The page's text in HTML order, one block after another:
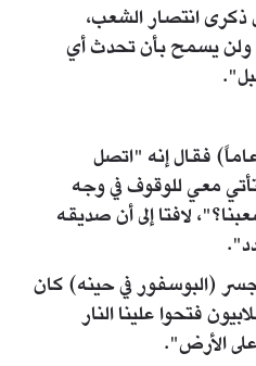
"تمثل ذكرى انتصار الشعب،
ولن يسمح بأن تحدث أي
محمد قورت أوغلو (34 عاماً) فقال إنه "اتصل
معي للوقوف في وجه
لافتا إلى أن صديقه
(البوسفور في حينه) كان
فتحوا علينا النار
الأرض".